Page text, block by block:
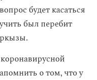
будет касаться
был перебит
о том, что у